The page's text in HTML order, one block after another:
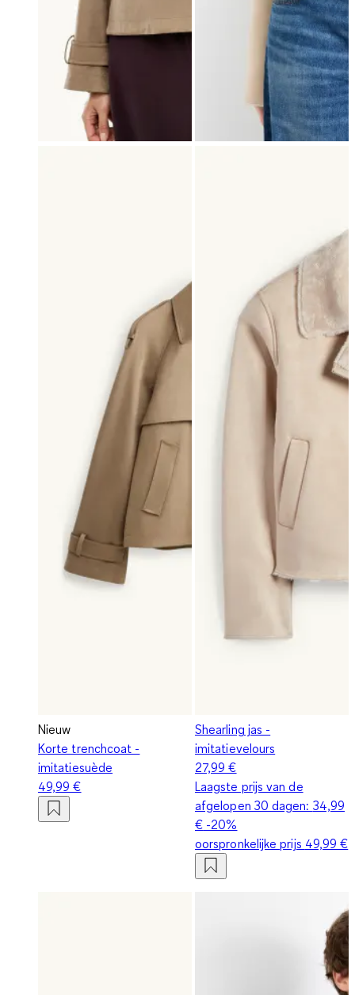
Nieuw
Korte trenchcoat -
imitatiesuède
49,99 €
Shearling jas -
imitatievelours
27,99 €
Laagste prijs van de
afgelopen 30 dagen: 34,99
€ -20%
oorspronkelijke prijs 49,99 €